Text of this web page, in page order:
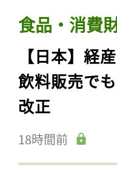
食品・消費
【日本】経
飲料販売で
改正
18時間前